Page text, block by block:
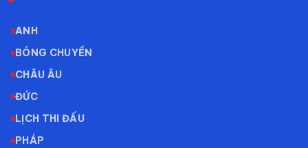
ANH
BÓNG CHUYỀN
CHÂU ÂU
ĐỨC
LỊCH THI ĐẤU
PHÁP